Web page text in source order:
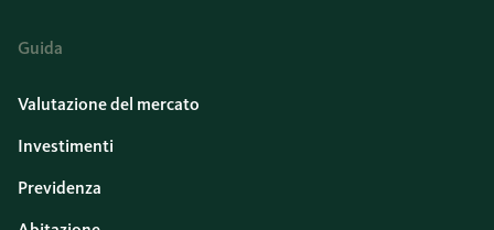
Guida
Valutazione del mercato
Investimenti
Previdenza